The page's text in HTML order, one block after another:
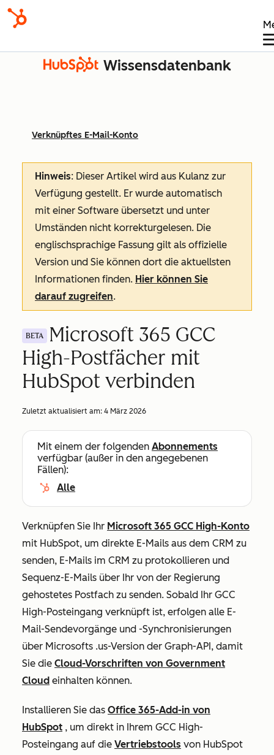
Wissensdatenbank
Verknüpftes E-Mail-Konto
Hinweis: Dieser Artikel wird aus Kulanz zur
Verfügung gestellt. Er wurde automatisch
mit einer Software übersetzt und unter
Umständen nicht korrekturgelesen. Die
englischsprachige Fassung gilt als offizielle
Version und Sie können dort die aktuellsten
Informationen finden. Hier können Sie
darauf zugreifen.
BETA
Microsoft 365 GCC
High-Postfächer mit
HubSpot verbinden
Zuletzt aktualisiert am: 4 März 2026
Mit einem der folgenden Abonnements
verfügbar (außer in den angegebenen
Fällen):
Alle
Verknüpfen Sie Ihr Microsoft 365 GCC High-Konto
mit HubSpot, um direkte E-Mails aus dem CRM zu
senden, E-Mails im CRM zu protokollieren und
Sequenz-E-Mails über Ihr von der Regierung
gehostetes Postfach zu senden. Sobald Ihr GCC
High-Posteingang verknüpft ist, erfolgen alle E-
Mail-Sendevorgänge und -Synchronisierungen
über Microsofts .us-Version der Graph-API, damit
Sie die Cloud-Vorschriften von Government
Cloud einhalten können.
Installieren Sie das Office 365-Add-in von
HubSpot , um direkt in Ihrem GCC High-
Posteingang auf die Vertriebstools von HubSpot